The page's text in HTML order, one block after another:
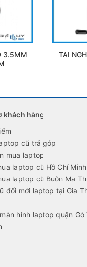
3.5MM
TAI
khách hàng
cũ trả góp
mua laptop
laptop cũ Hồ Chí Minh
laptop cũ Buôn Ma
đổi mới laptop tại Gia
hình laptop quận Gò